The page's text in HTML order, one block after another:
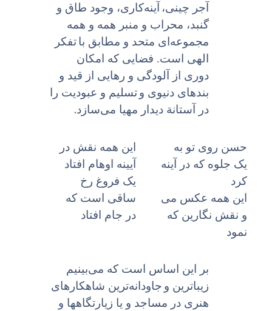
آجر چینی، آینه‌کاری، وجود طاق و
گنبد، محراب و منبر همه و همه
مجموعه‌اى متحد و مطابق باتفکر
الهى است. فضایى که امکان
دورى از آلودگى و رهایى از قید و
بندهاى دنیوى وتسلیم و عبودیت را
در آستانة دیدار مهیا می‌سازد.
حسن روى تو به
یک جلوه که در آینه
کرد
این همه عکس مى
و نقش نگارین که
نمود
این همه نقش در
آیینه اوهام افتاد
یک فروغ رخ
ساقى است که
در جام افتاد
بر این اساس است که می‌بینیم
زیباترین و جاودانه‌ترین شاهکارهاى
هنرى در مساجد و یا زیارتگاهها و